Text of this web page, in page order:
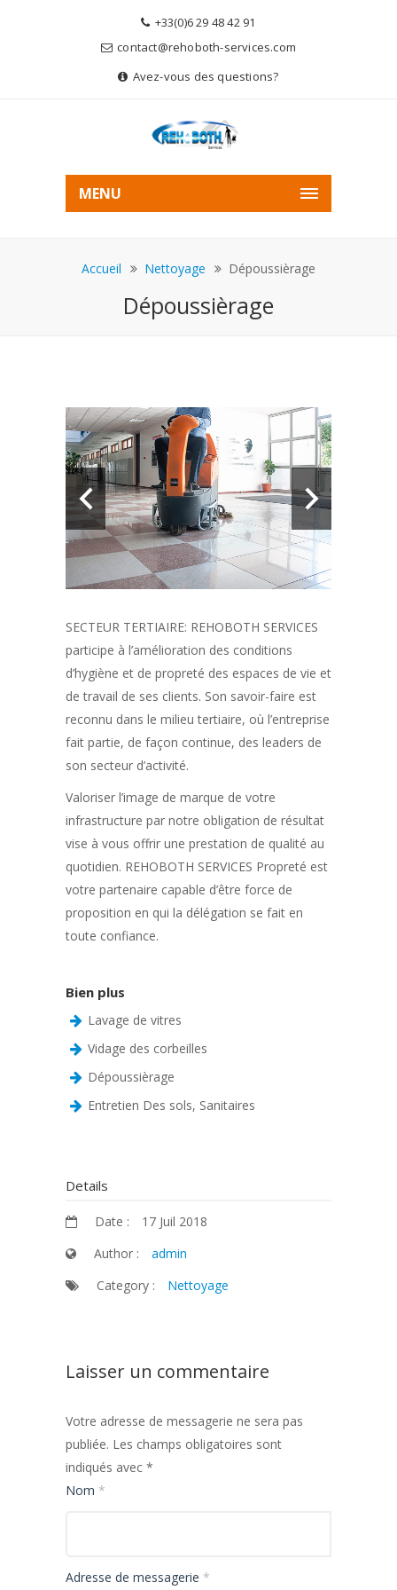
+33(0)6 29 48 42 91
contact@rehoboth-services.com
Avez-vous des questions?
MENU
Accueil Nettoyage Dépoussièrage
Dépoussièrage
SECTEUR TERTIAIRE: REHOBOTH SERVICES
participe à l’amélioration des conditions
d’hygiène et de propreté des espaces de vie et
de travail de ses clients. Son savoir-faire est
reconnu dans le milieu tertiaire, où l’entreprise
fait partie, de façon continue, des leaders de
son secteur d’activité.
Valoriser l’image de marque de votre
infrastructure par notre obligation de résultat
vise à vous offrir une prestation de qualité au
quotidien. REHOBOTH SERVICES Propreté est
votre partenaire capable d’être force de
proposition en qui la délégation se fait en
toute confiance.
Bien plus
Lavage de vitres
Vidage des corbeilles
Dépoussièrage
Entretien Des sols, Sanitaires
Details
Date :
17 Juil 2018
Author :
admin
Category :
Nettoyage
Laisser un commentaire
Votre adresse de messagerie ne sera pas
publiée. Les champs obligatoires sont
indiqués avec *
Nom *
Adresse de messagerie *